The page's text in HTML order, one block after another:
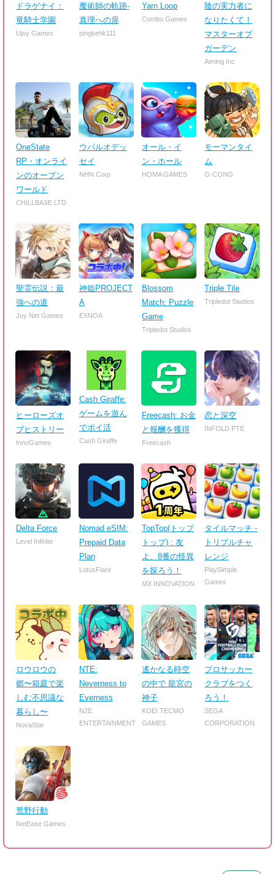
ドラゲナイ：
竜騎士学園
Ujoy Games
魔術師の軌跡-
真理への扉
pingkehk111
Yarn Loop
Combo Games
陰の実力者に
なりたくて！
マスターオブ
ガーデン
Aiming Inc
OneState
RP・オンライ
ンのオープン
ワールド
CHILLBASE LTD
ウパルオデッ
セイ
NHN Corp
オール・イ
ン・ホール
HOMA GAMES
モーマンタイ
ム
G-CONG
聖霊伝説：最
強への道
Joy Net Games
神姫PROJECT
A
EXNOA
Blossom
Match: Puzzle
Game
Tripledot Studios
Triple Tile
Tripledot Studios
ヒーローズオ
ブヒストリー
InnoGames
Cash Giraffe:
ゲームを遊ん
でポイ活
Cash Giraffe
Freecash: お金
と報酬を獲得
Freecash
恋と深空
INFOLD PTE
Delta Force
Level Infinite
Nomad eSIM:
Prepaid Data
Plan
LotusFlare
TopTop(トップ
トップ) : 友
よ、8番の怪異
を探ろう！
MX INNOVATION
タイルマッチ -
トリプルチャ
レンジ
PlaySimple
Games
ロウロウの
郷〜箱庭で楽
しむ不思議な
暮らし〜
NovaStar
NTE:
Neverness to
Everness
N2E
ENTERTAINMENT
遙かなる時空
の中で 龍宮の
神子
KOEI TECMO
GAMES
プロサッカー
クラブをつく
ろう！
SEGA
CORPORATION
荒野行動
NetEase Games